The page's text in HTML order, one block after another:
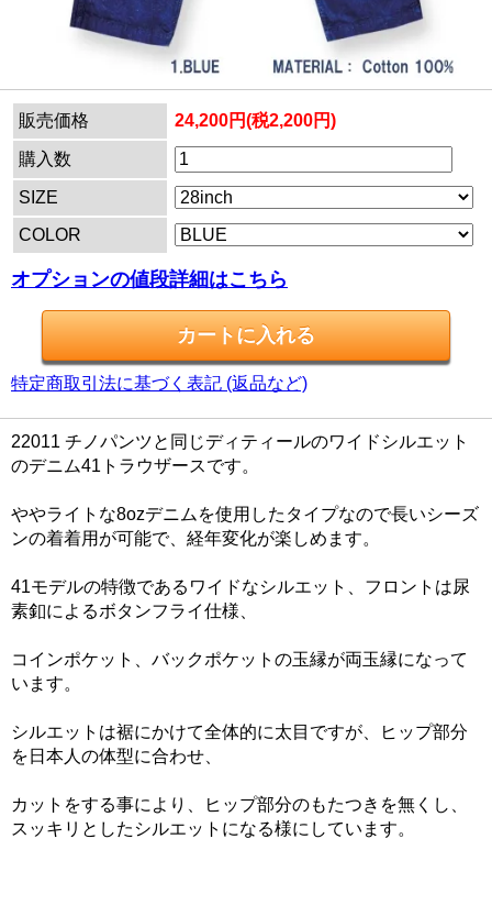
販売価格 24,200円(税2,200円)
購入数
SIZE
COLOR
オプションの値段詳細はこちら
特定商取引法に基づく表記 (返品など)
22011 チノパンツと同じディティールのワイドシルエット
のデニム41トラウザースです。
ややライトな8ozデニムを使用したタイプなので長いシーズ
ンの着着用が可能で、経年変化が楽しめます。
41モデルの特徴であるワイドなシルエット、フロントは尿
素釦によるボタンフライ仕様、
コインポケット、バックポケットの玉縁が両玉縁になって
います。
シルエットは裾にかけて全体的に太目ですが、ヒップ部分
を日本人の体型に合わせ、
カットをする事により、ヒップ部分のもたつきを無くし、
スッキリとしたシルエットになる様にしています。